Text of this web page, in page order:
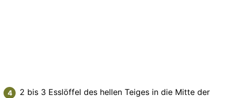
2 bis 3 Esslöffel des hellen Teiges in die Mitte der